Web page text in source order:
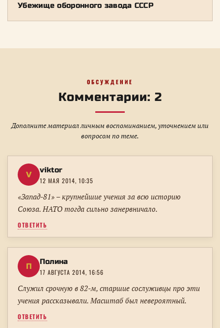
Убежище оборонного завода СССР
ОБСУЖДЕНИЕ
Комментарии: 2
Дополните материал личным воспоминанием, уточнением или
вопросом по теме.
V viktor
12 МАЯ 2014, 10:35
«Запад-81» – крупнейшие учения за всю историю
Союза. НАТО тогда сильно занервничало.
ОТВЕТИТЬ
П Полина
17 АВГУСТА 2014, 16:56
Служил срочную в 82-м, старшие сослуживцы про эти
учения рассказывали. Масштаб был невероятный.
ОТВЕТИТЬ